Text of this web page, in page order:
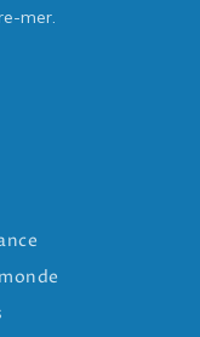
mer.